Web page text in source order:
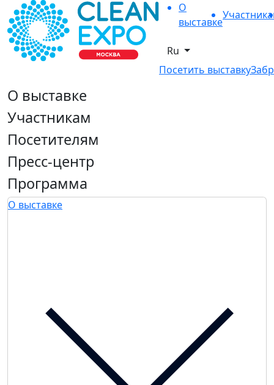
О
выставке
Ru
Посетить выставку
О выставке
Участникам
Посетителям
Пресс-центр
Программа
О выставке